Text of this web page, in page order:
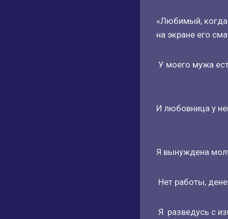
«Любимый, когда
на экране его
У моего мужа
И любовница у
Я вынуждена
Нет работы,
Я разведусь с